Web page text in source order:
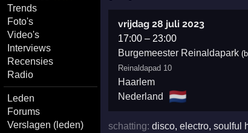
Trends
Foto's
Video's
Interviews
Recensies
Radio
Leden
Forums
Verslagen (leden)
vrijdag 28 juli 2023
17:00– 23:00
Burgemeester Reinaldapark
Reinaldapad 10
Haarlem
Nederland
🇳🇱
schatting: disco, electro, soulful